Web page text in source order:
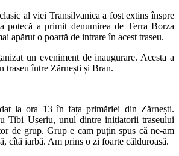
al viei Transilvanica a fost extins înspre
potecă a primit denumirea de Terra Borza
apărut o poartă de intrare în acest traseu.
un eveniment de inaugurare. Acesta a
traseu între Zărnești și Bran.
la ora 13 în fața primăriei din Zărnești.
Tibi Ușeriu, unul dintre inițiatorii traseului
de grup. Grup e cam puțin spus că ne-am
cîtă iarbă. Am prins o zi foarte călduroasă.